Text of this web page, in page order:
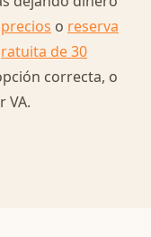
precios o reserva
de 30
correcta, o
VA.